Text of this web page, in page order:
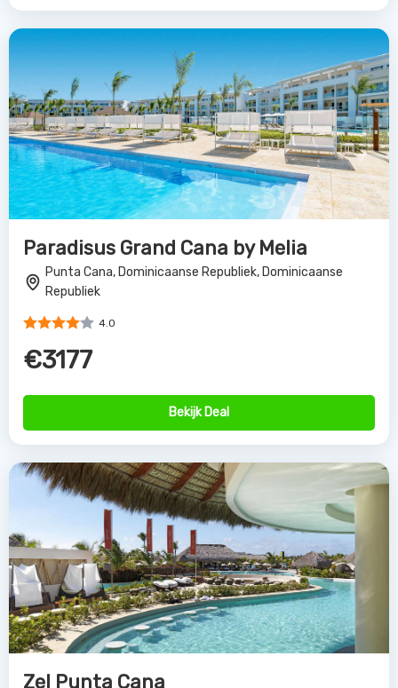
Paradisus Grand Cana by Melia
Punta Cana, Dominicaanse Republiek, Dominicaanse
Republiek
4.0
€3177
Bekijk Deal
Zel Punta Cana